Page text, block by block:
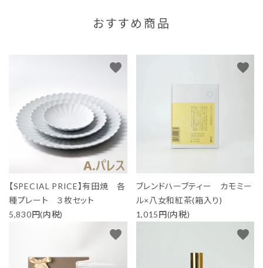
おすすめ商品
【SPECIAL PRICE】有田焼 各
種プレート ３枚セット
5,830円(内税)
favorite
ブレンドハーブティー カモミー
ル×八女和紅茶(箱入り)
1,015円(内税)
favorite
favorite favorite